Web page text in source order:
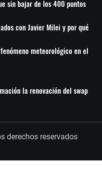
sin bajar de los 400 puntos
con Javier Milei y por qué
meteorológico en el
la renovación del swap
derechos reservados